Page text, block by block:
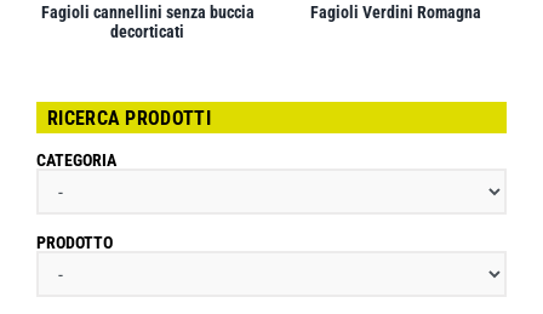
Fagioli cannellini senza buccia
decorticati
Fagioli Verdini Romagna
RICERCA PRODOTTI
CATEGORIA
PRODOTTO